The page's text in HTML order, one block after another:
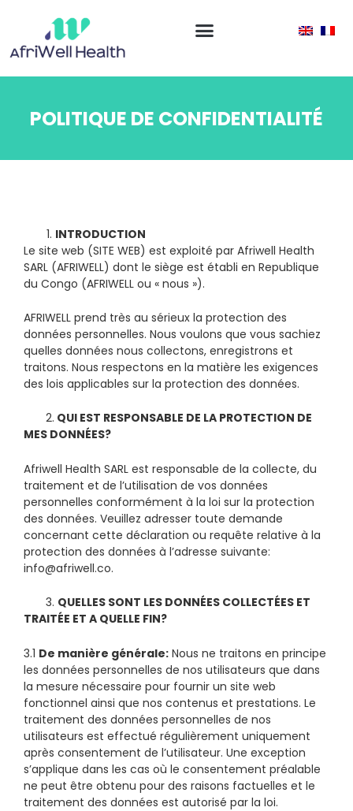
POLITIQUE DE CONFIDENTIALITÉ
INTRODUCTION
Le site web (SITE WEB) est exploité par Afriwell Health
SARL (AFRIWELL) dont le siège est établi en Republique
du Congo (AFRIWELL ou « nous »).
AFRIWELL prend très au sérieux la protection des
données personnelles. Nous voulons que vous sachiez
quelles données nous collectons, enregistrons et
traitons. Nous respectons en la matière les exigences
des lois applicables sur la protection des données.
2. QUI EST RESPONSABLE DE LA PROTECTION DE
MES DONNÉES?
Afriwell Health SARL est responsable de la collecte, du
traitement et de l’utilisation de vos données
personnelles conformément à la loi sur la protection
des données. Veuillez adresser toute demande
concernant cette déclaration ou requête relative à la
protection des données à l’adresse suivante:
info@afriwell.co.
3. QUELLES SONT LES DONNÉES COLLECTÉES ET
TRAITÉE ET A QUELLE FIN?
3.1 De manière générale: Nous ne traitons en principe
les données personnelles de nos utilisateurs que dans
la mesure nécessaire pour fournir un site web
fonctionnel ainsi que nos contenus et prestations. Le
traitement des données personnelles de nos
utilisateurs est effectué régulièrement uniquement
après consentement de l’utilisateur. Une exception
s’applique dans les cas où le consentement préalable
ne peut être obtenu pour des raisons factuelles et le
traitement des données est autorisé par la loi.